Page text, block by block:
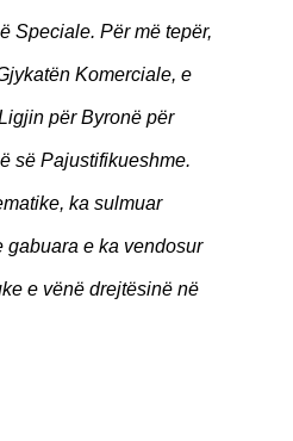
Speciale. Për më tepër,
Komerciale, e
për Byronë për
së Pajustifikueshme.
ka sulmuar
gabuara e ka vendosur
e vënë drejtësinë në